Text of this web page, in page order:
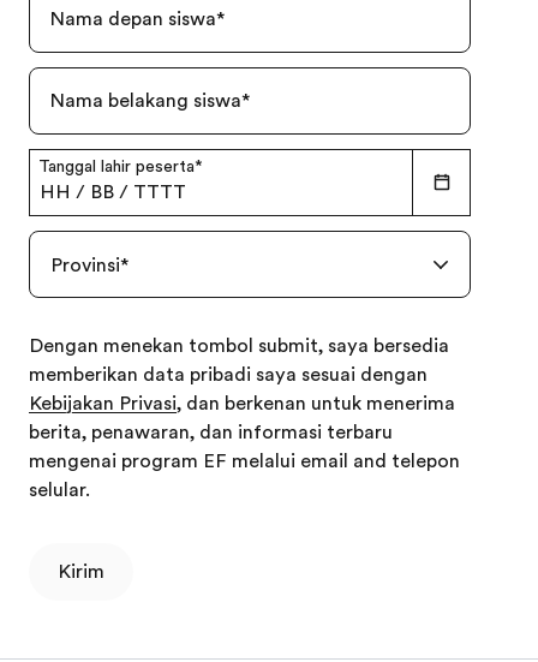
Nama depan siswa*
Nama belakang siswa*
Tanggal lahir peserta*
HH / BB / TTTT
Provinsi*
Dengan menekan tombol submit, saya bersedia
memberikan data pribadi saya sesuai dengan
Kebijakan Privasi, dan berkenan untuk menerima
berita, penawaran, dan informasi terbaru
mengenai program EF melalui email and telepon
selular.
Kirim